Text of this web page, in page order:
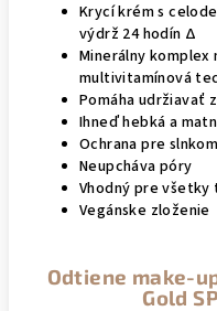
Krycí krém s
výdrž 24 hodín Δ
Minerálny komplex
multivitamínová
Pomáha udržiavať
Ihneď hebká a
Ochrana pre
Neupcháva póry
Vhodný pre
Vegánske zloženie
Odtiene make-
Gold